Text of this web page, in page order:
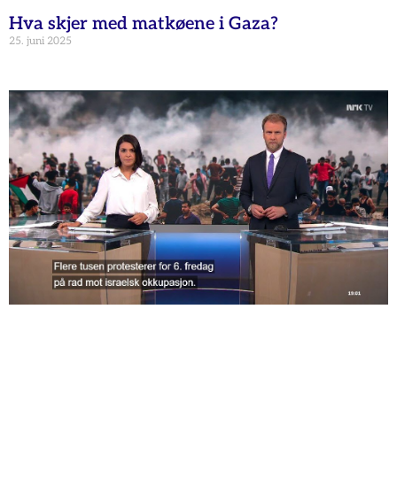
Hva skjer med matkøene i Gaza?
25. juni 2025